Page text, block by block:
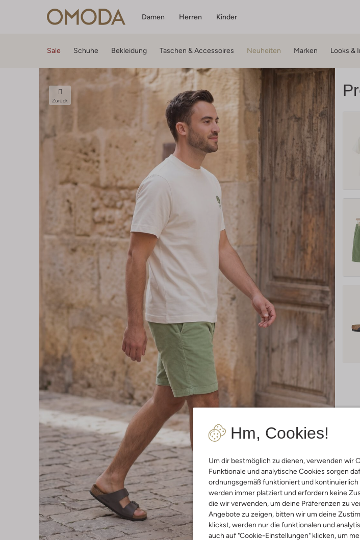
Damen Herren Kinder
Hm, Cookies!
Um dir bestmöglich zu dienen, verwenden wir
Funktionale und analytische Cookies sorgen
ordnungsgemäß funktioniert und
werden immer platziert und erfordern keine
die wir verwenden, um deine Präferenzen zu
Angebote zu zeigen, bitten wir um deine
klickst, werden nur die funktionalen und
auch auf "Cookie-Einstellungen" klicken, um
Sale Schuhe Bekleidung Taschen & Accessoires Neuheiten Marken Looks &
Zurück
Spiel